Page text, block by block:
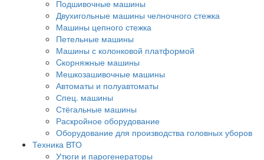
Подшивочные машины
Двухигольные машины челночного стежка
Машины цепного стежка
Петельные машины
Машины с колонковой платформой
Cкорняжные машины
Мешкозашивочные машины
Автоматы и полуавтоматы
Спец. машины
Стёгальные машины
Раскройное оборудование
Оборудование для производства головных уборов
Техника ВТО
Утюги и парогенераторы